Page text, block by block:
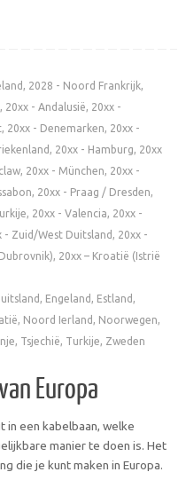
2028 - Noord Frankrijk,
20xx - Andalusië
20xx -
20xx - Denemarken
20xx -
20xx - Hamburg
20xx
20xx - München
20xx -
20xx - Praag / Dresden
20xx - Valencia
20xx -
- Zuid/West Duitsland
20xx -
20xx – Kroatië (Istrië
Engeland Estland
Noord Ierland Noorwegen
Tsjechië Turkije Zweden
Europa
in een kabelbaan, welke
manier te doen is. Het
die je kunt maken in Europa.